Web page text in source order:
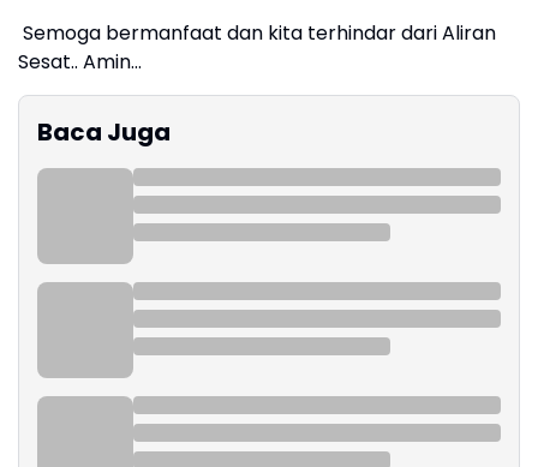
Semoga bermanfaat dan kita terhindar dari Aliran
Sesat.. Amin...
Baca Juga